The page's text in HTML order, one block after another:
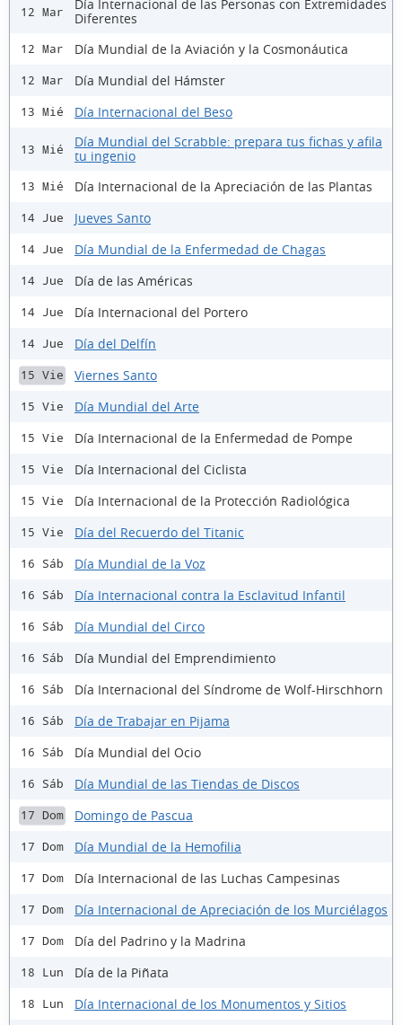
12 Mar
Día Internacional de las Personas con Extremidades
Diferentes
12 Mar Día Mundial de la Aviación y la Cosmonáutica
12 Mar Día Mundial del Hámster
13 Mié Día Internacional del Beso
13 Mié
Día Mundial del Scrabble: prepara tus fichas y afila
tu ingenio
13 Mié Día Internacional de la Apreciación de las Plantas
14 Jue Jueves Santo
14 Jue Día Mundial de la Enfermedad de Chagas
14 Jue Día de las Américas
14 Jue Día Internacional del Portero
14 Jue Día del Delfín
15 Vie Viernes Santo
15 Vie Día Mundial del Arte
15 Vie Día Internacional de la Enfermedad de Pompe
15 Vie Día Internacional del Ciclista
15 Vie Día Internacional de la Protección Radiológica
15 Vie Día del Recuerdo del Titanic
16 Sáb Día Mundial de la Voz
16 Sáb Día Internacional contra la Esclavitud Infantil
16 Sáb Día Mundial del Circo
16 Sáb Día Mundial del Emprendimiento
16 Sáb Día Internacional del Síndrome de Wolf-Hirschhorn
16 Sáb Día de Trabajar en Pijama
16 Sáb Día Mundial del Ocio
16 Sáb Día Mundial de las Tiendas de Discos
17 Dom Domingo de Pascua
17 Dom Día Mundial de la Hemofilia
17 Dom Día Internacional de las Luchas Campesinas
17 Dom Día Internacional de Apreciación de los Murciélagos
17 Dom Día del Padrino y la Madrina
18 Lun Día de la Piñata
18 Lun Día Internacional de los Monumentos y Sitios